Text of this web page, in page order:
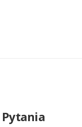
Pytania